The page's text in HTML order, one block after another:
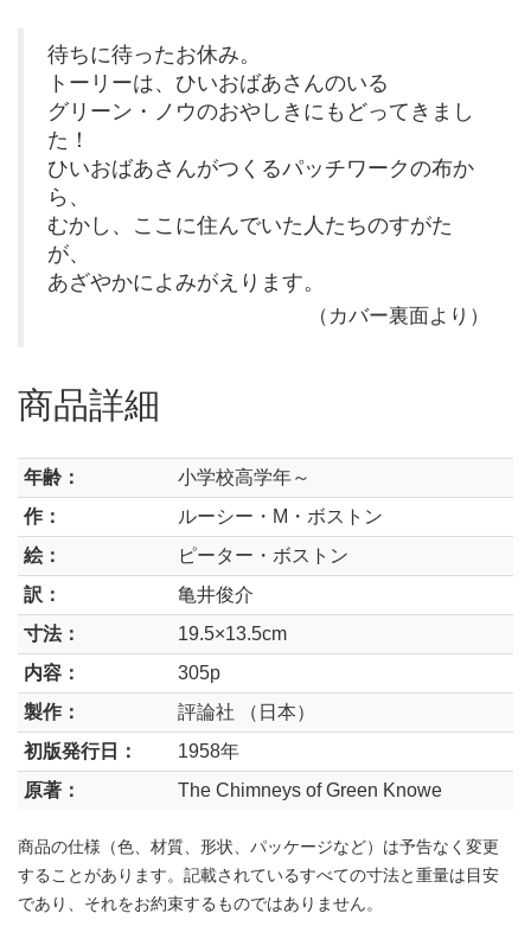
待ちに待ったお休み。
トーリーは、ひいおばあさんのいる
グリーン・ノウのおやしきにもどってきまし
た！
ひいおばあさんがつくるパッチワークの布か
ら、
むかし、ここに住んでいた人たちのすがた
が、
あざやかによみがえります。
（カバー裏面より）
商品詳細
年齢：
小学校高学年～
作：
ルーシー・M・ボストン
絵：
ピーター・ボストン
訳：
亀井俊介
寸法：
19.5×13.5cm
内容：
305p
製作：
評論社 （日本）
初版発行日：
1958年
原著：
The Chimneys of Green Knowe
商品の仕様（色、材質、形状、パッケージなど）は予告なく変更
することがあります。記載されているすべての寸法と重量は目安
であり、それをお約束するものではありません。